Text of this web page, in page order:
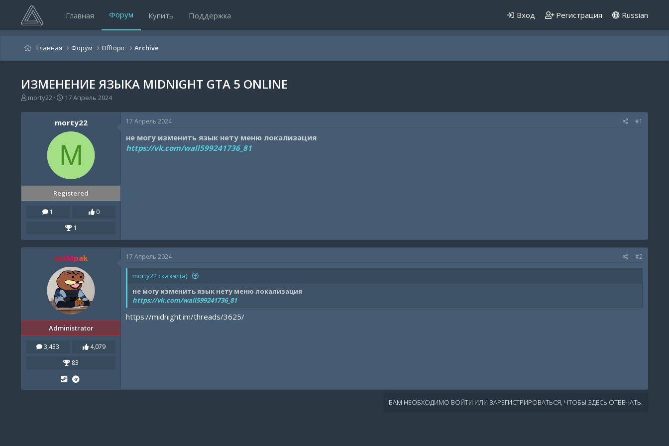
Главная Форум Купить Поддержка Вход Регистрация Russian
Главная Форум Offtopic Archive
ИЗМЕНЕНИЕ ЯЗЫКА MIDNIGHT GTA 5 ONLINE
А
т
morty22
Д
т
а
н
ч
а
а
17 Апрель 2024
morty22
M
Registered
1
0
1
17 Апрель 2024 #1
не могу изменить язык нету меню локализация
https://vk.com/wall599241736_81
csxMpak
Administrator
3,433
4,079
83
17 Апрель 2024 #2
morty22 сказал(а):
не могу изменить язык нету меню локализация
https://vk.com/wall599241736_81
https://midnight.im/threads/3625/
ВАМ НЕОБХОДИМО ВОЙТИ ИЛИ ЗАРЕГИСТРИРОВАТЬСЯ, ЧТОБЫ ЗДЕСЬ ОТВЕЧАТЬ.